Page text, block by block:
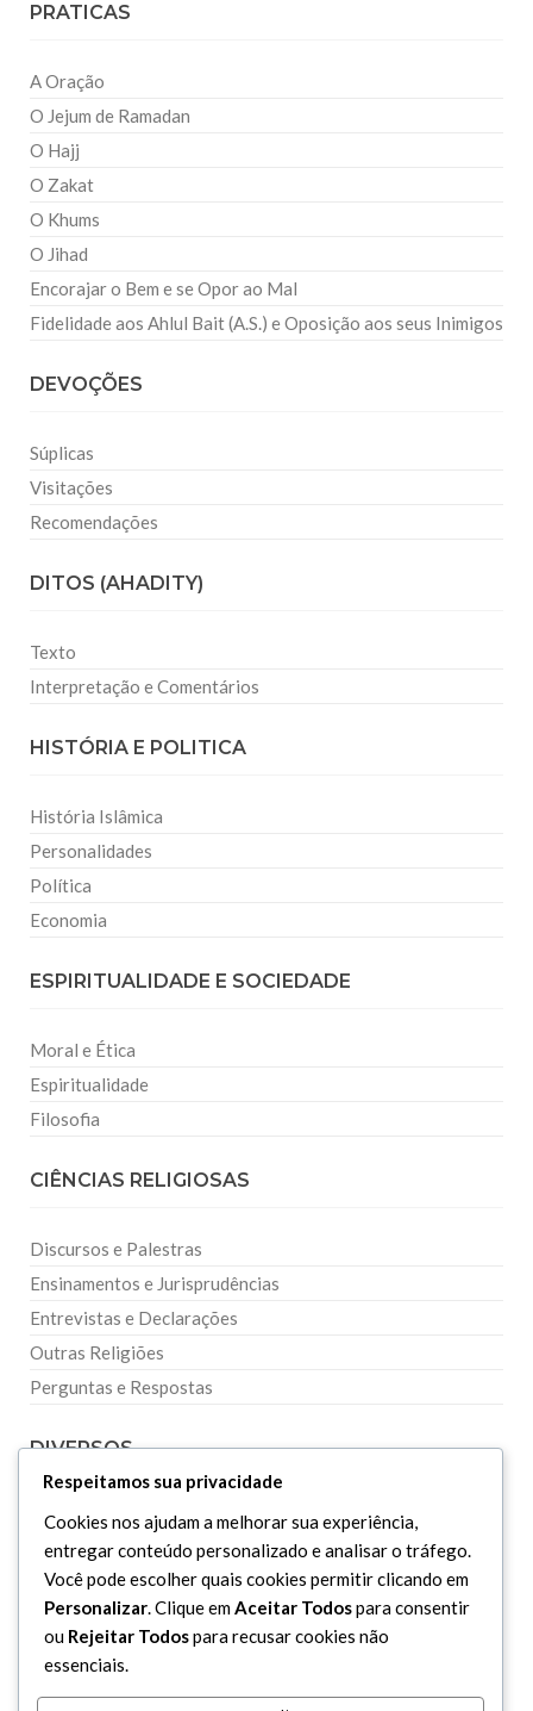
PRATICAS
A Oração
O Jejum de Ramadan
O Hajj
O Zakat
O Khums
O Jihad
Encorajar o Bem e se Opor ao Mal
Fidelidade aos Ahlul Bait (A.S.) e Oposição aos seus Inimigos
DEVOÇÕES
Súplicas
Visitações
Recomendações
DITOS (AHADITY)
Texto
Interpretação e Comentários
HISTÓRIA E POLITICA
História Islâmica
Personalidades
Política
Economia
ESPIRITUALIDADE E SOCIEDADE
Moral e Ética
Espiritualidade
Filosofia
CIÊNCIAS RELIGIOSAS
Discursos e Palestras
Ensinamentos e Jurisprudências
Entrevistas e Declarações
Outras Religiões
Perguntas e Respostas
DIVERSOS
Curiosidades
Dicionário Islâmico
Downloads
Respeitamos sua privacidade
Cookies nos ajudam a melhorar sua experiência,
entregar conteúdo personalizado e analisar o tráfego.
Você pode escolher quais cookies permitir clicando em
Personalizar. Clique emAceitar Todospara consentir
ou Rejeitar Todospara recusar cookies não
essenciais.